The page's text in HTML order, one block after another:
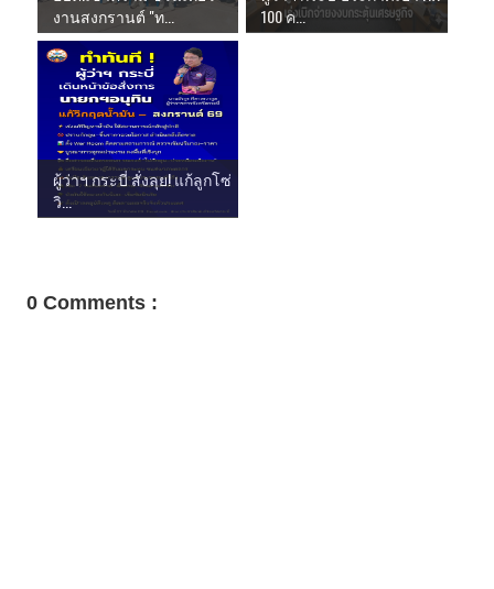
งานสงกรานต์ "ท...
100 ค...
ผู้ว่าฯ กระบี่ สั่งลุย! แก้ลูกโซ่
วิ...
0 Comments :